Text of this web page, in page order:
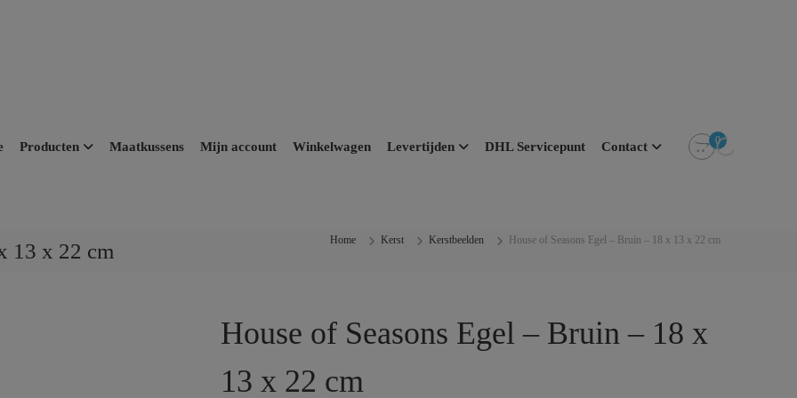
Producten Maatkussens Mijn account Winkelwagen Levertijden DHL Servicepunt Contact 0
13 x 22 cm Home Kerst Kerstbeelden House of Seasons Egel – Bruin – 18 x 13 x 22 cm
House of Seasons Egel – Bruin – 18 x
13 x 22 cm